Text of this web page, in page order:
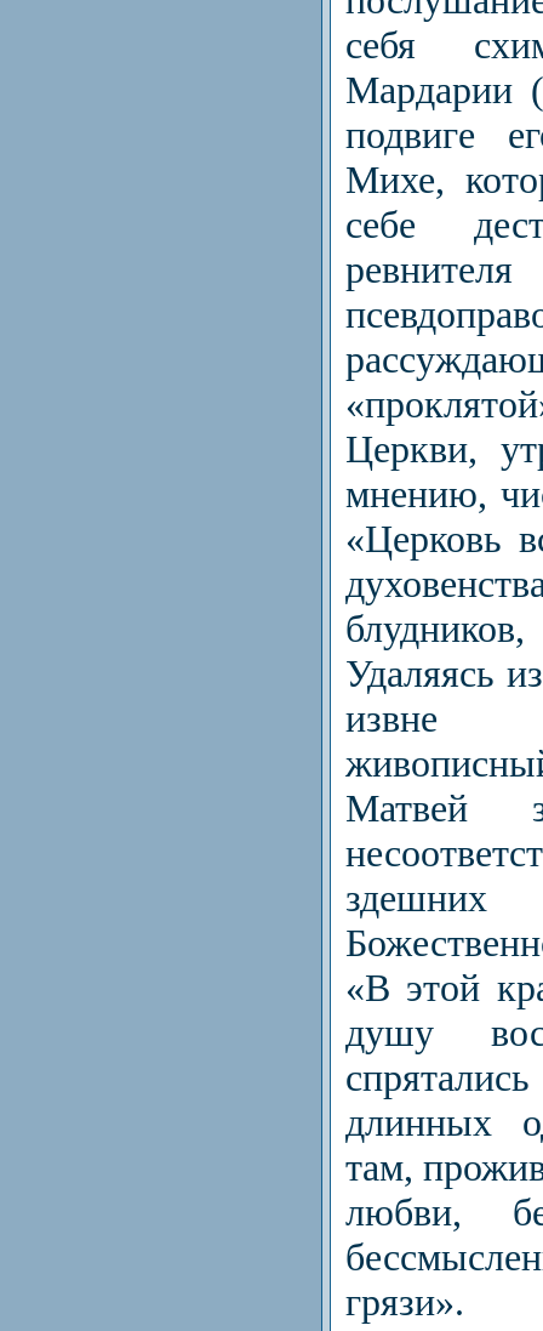
себя
Мардарии
подвиге
Михе,
себе
ревнителя
Церкви,
мнению,
«Церковь
Удаляясь
извне
Матвей
здешних
«В этой
душу
длинных
там,
любви,
грязи».